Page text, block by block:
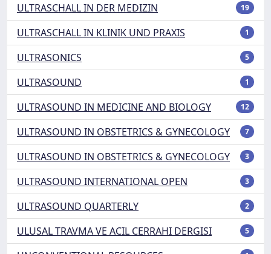
ULTRASCHALL IN DER MEDIZIN 19
ULTRASCHALL IN KLINIK UND PRAXIS 1
ULTRASONICS 5
ULTRASOUND 1
ULTRASOUND IN MEDICINE AND BIOLOGY 12
ULTRASOUND IN OBSTETRICS & GYNECOLOGY 7
ULTRASOUND IN OBSTETRICS & GYNECOLOGY 3
ULTRASOUND INTERNATIONAL OPEN 3
ULTRASOUND QUARTERLY 2
ULUSAL TRAVMA VE ACIL CERRAHI DERGISI 5